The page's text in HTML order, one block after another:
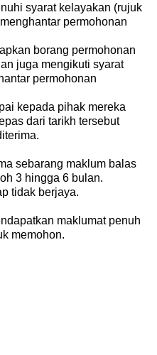
syarat kelayakan (rujuk
permohonan
borang permohonan
juga mengikuti syarat
permohonan
kepada pihak mereka
dari tarikh tersebut
sebarang maklum balas
3 hingga 6 bulan.
tidak berjaya.
maklumat penuh
memohon.